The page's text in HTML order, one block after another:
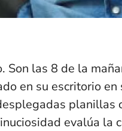
Son las 8 de la
en su escritorio
planillas
evalúa